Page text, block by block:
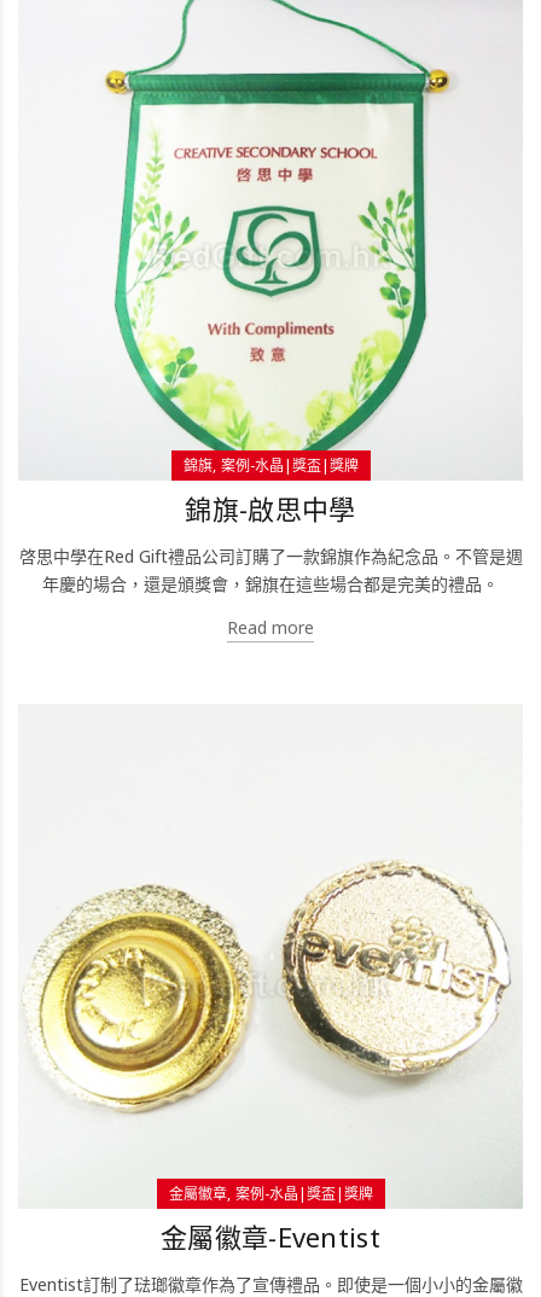
錦旗 案例-水晶|獎盃|獎牌
錦旗-啟思中學
啓思中學在Red Gift禮品公司訂購了一款錦旗作為紀念品。不管是週
年慶的場合，還是頒獎會，錦旗在這些場合都是完美的禮品。
Read more
金屬徽章 案例-水晶|獎盃|獎牌
金屬徽章-Eventist
Eventist訂制了琺瑯徽章作為了宣傳禮品。即使是一個小小的金屬徽